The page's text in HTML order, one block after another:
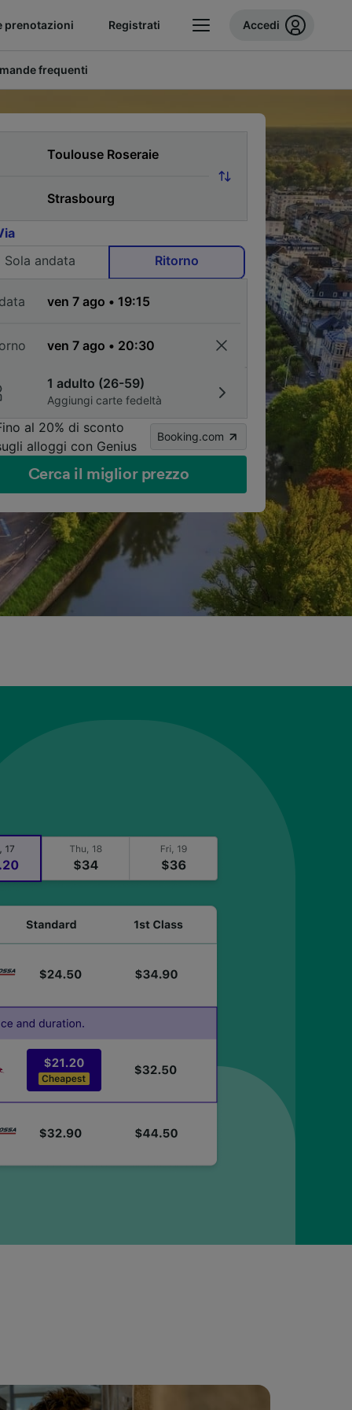
prenotazioni Registrati Accedi
frequenti
Sola andata
Ritorno
1 adulto (26-59)
Aggiungi carte fedeltà
al 20% di sconto
alloggi con Genius
Booking.com
Cerca il miglior prezzo